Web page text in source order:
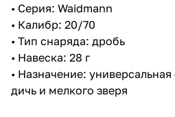
• Серия: Waidmann
• Калибр: 20/70
• Тип снаряда: дробь
• Навеска: 28 г
• Назначение:
дичь и мелкого зверя